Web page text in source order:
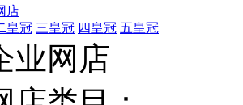
店
皇冠 三皇冠 四皇冠 五皇冠
业网店